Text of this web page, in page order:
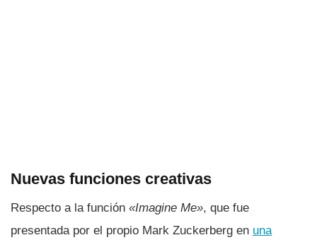
Nuevas funciones creativas
Respecto a la función «Imagine Me», que fue
presentada por el propio Mark Zuckerberg en una